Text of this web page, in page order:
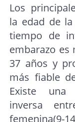
Los
la edad de
tiempo de
embarazo es
37 años y
más fiable
Existe una
inversa